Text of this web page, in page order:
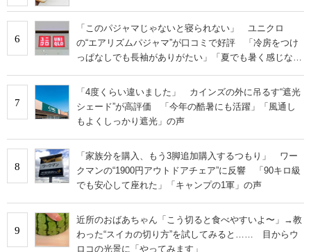
6
「このパジャマじゃないと寝られない」 ユニクロ
の“エアリズムパジャマ”が口コミで好評 「冷房をつけ
っぱなしでも長袖がありがたい」「夏でも暑く感じな
7
「4度くらい違いました」 カインズの外に吊るす“遮光
シェード”が高評価 「今年の酷暑にも活躍」「風通し
もよくしっかり遮光」の声
8
「家族分を購入、もう3脚追加購入するつもり」 ワー
クマンの“1900円アウトドアチェア”に反響 「90キロ級
でも安心して座れた」「キャンプの1軍」の声
9
近所のおばあちゃん「こう切ると食べやすいよ〜」→教
わった“スイカの切り方”を試してみると…… 目からウ
ロコの光景に「やってみます」